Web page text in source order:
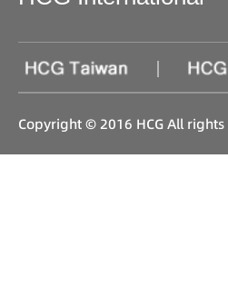
|
Copyright © 2016 HCG All